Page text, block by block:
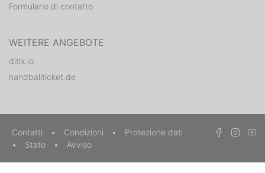
Formulario di contatto
WEITERE ANGEBOTE
ditix.io
handballticket.de
Contatti • Condizioni •
Protezione dati
•
Stato • Avviso